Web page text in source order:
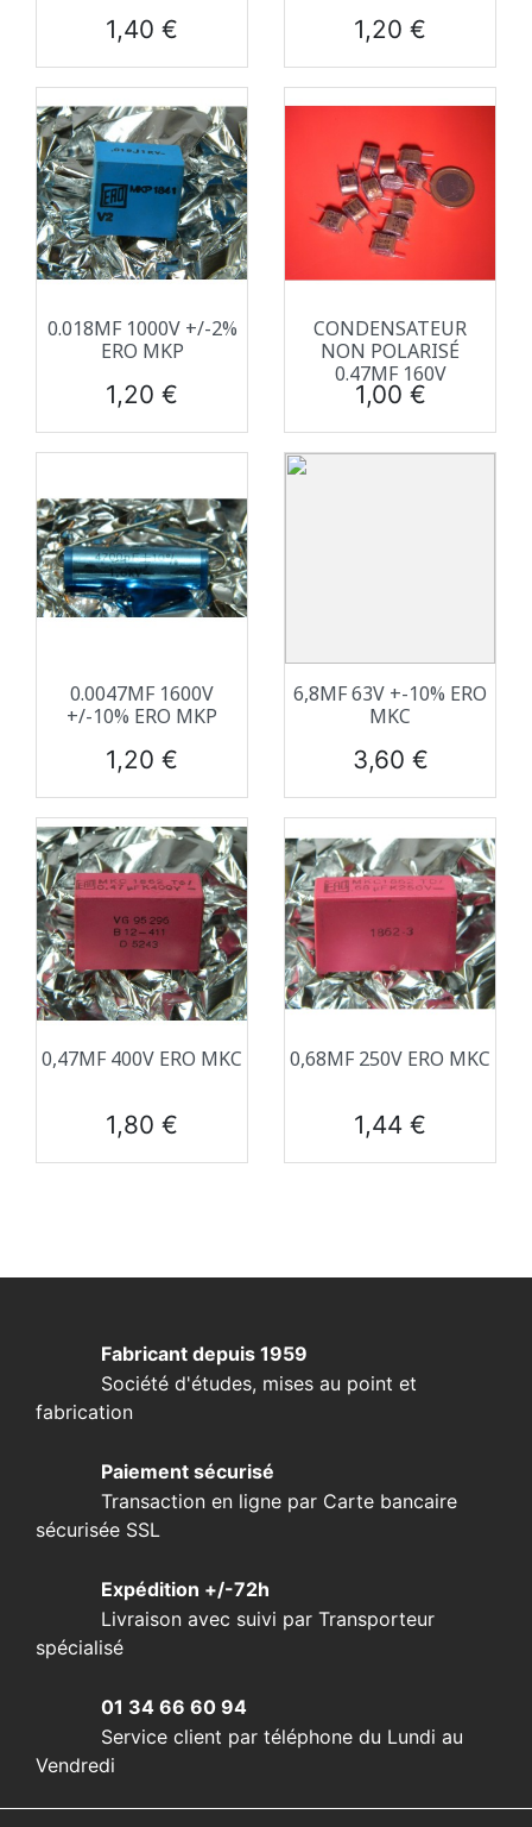
Prix
1,40 € Prix
1,20 €
0.018ΜF 1000V +/-2%
ERO MKP
Prix
1,20 €
CONDENSATEUR
NON POLARISÉ
0.47ΜF 160V
Prix
1,00 €
0.0047ΜF 1600V
+/-10% ERO MKP
Prix
1,20 €
6,8ΜF 63V +-10% ERO
MKC
Prix
3,60 €
0,47ΜF 400V ERO MKC
Prix
1,80 €
0,68ΜF 250V ERO MKC
Prix
1,44 €
Fabricant depuis 1959
Société d'études, mises au point et
fabrication
Paiement sécurisé
Transaction en ligne par Carte bancaire
sécurisée SSL
Expédition +/-72h
Livraison avec suivi par Transporteur
spécialisé
01 34 66 60 94
Service client par téléphone du Lundi au
Vendredi